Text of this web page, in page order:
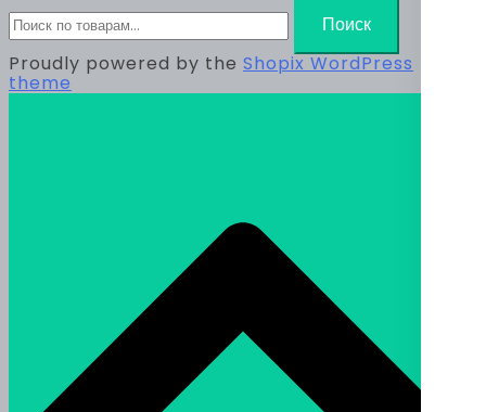
Поиск
Proudly powered by the Shopix WordPress
theme